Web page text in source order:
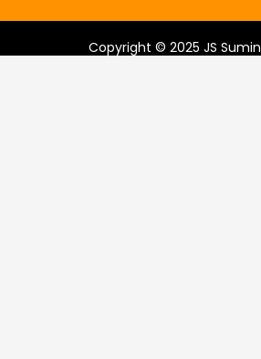
Copyright © 2025 JS